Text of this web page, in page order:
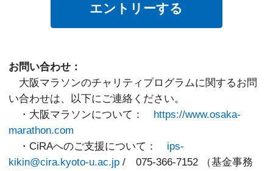
エントリーする
お問い合わせ：
大阪マラソンのチャリティプログラムに関するお問
い合わせは、以下にご連絡ください。
・大阪マラソンについて： https://www.osaka-
marathon.com
・CiRAへのご支援について： ips-
kikin@cira.kyoto-u.ac.jp / 075-366-7152 （基金事務